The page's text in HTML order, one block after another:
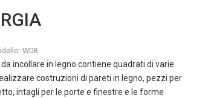
W08
incollare in legno contiene quadrati di varie
costruzioni di pareti in legno, pezzi per
intagli per le porte e finestre e le forme